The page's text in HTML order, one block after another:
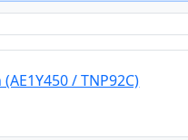
/ TNP92C)